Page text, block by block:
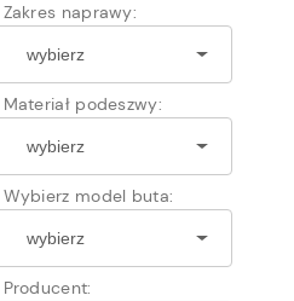
Zakres naprawy:
Materiał podeszwy:
Wybierz model buta:
Producent: